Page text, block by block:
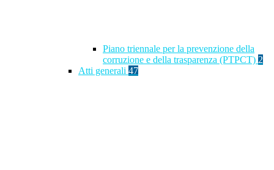
Piano triennale per la prevenzione della
corruzione e della trasparenza (PTPCT) 2
Atti generali 47